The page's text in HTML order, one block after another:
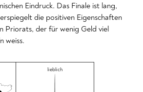
Eindruck. Das Finale ist lang,
die positiven Eigenschaften
Priorats, der für wenig Geld viel
weiss.
lieblich